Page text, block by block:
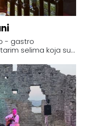
- gastro
selima koja su...